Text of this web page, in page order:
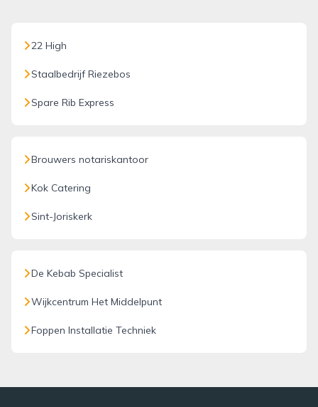
22 High
Staalbedrijf Riezebos
Spare Rib Express
Brouwers notariskantoor
Kok Catering
Sint-Joriskerk
De Kebab Specialist
Wijkcentrum Het Middelpunt
Foppen Installatie Techniek